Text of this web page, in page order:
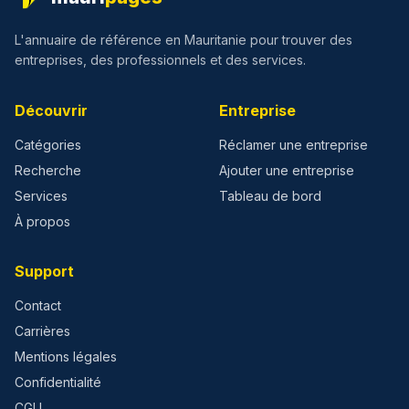
L'annuaire de référence en Mauritanie pour trouver des
entreprises, des professionnels et des services.
Découvrir
Catégories
Recherche
Services
À propos
Entreprise
Réclamer une entreprise
Ajouter une entreprise
Tableau de bord
Support
Contact
Carrières
Mentions légales
Confidentialité